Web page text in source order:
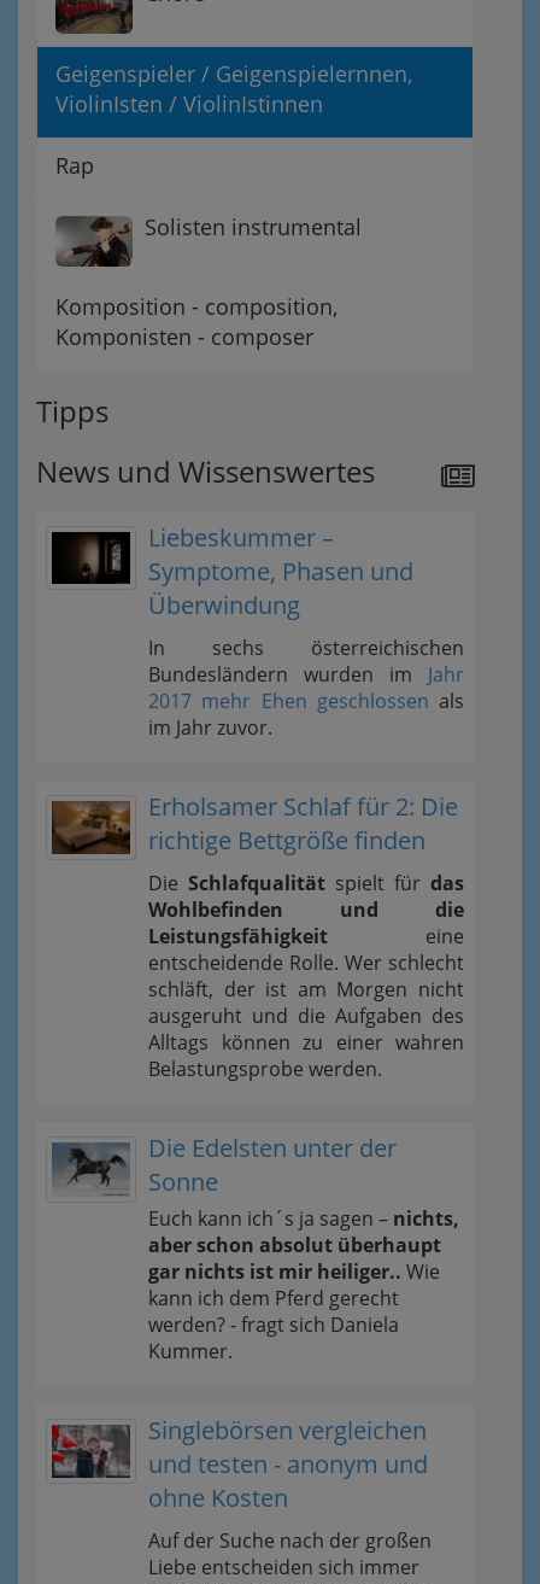
Geigenspieler / Geigenspielernnen,
ViolinIsten / ViolinIstinnen
Rap
Solisten instrumental
Komposition - composition,
Komponisten - composer
Tipps
News und Wissenswertes
Liebeskummer –
Symptome, Phasen und
Überwindung
In sechs österreichischen
Bundesländern wurden im Jahr
2017 mehr Ehen geschlossen als
im Jahr zuvor.
Erholsamer Schlaf für 2: Die
richtige Bettgröße finden
Die Schlafqualität spielt für das
Wohlbefinden und die
Leistungsfähigkeit eine
entscheidende Rolle. Wer schlecht
schläft, der ist am Morgen nicht
ausgeruht und die Aufgaben des
Alltags können zu einer wahren
Belastungsprobe werden.
Die Edelsten unter der
Sonne
Euch kann ich´s ja sagen – nichts,
aber schon absolut überhaupt
gar nichts ist mir heiliger.. Wie
kann ich dem Pferd gerecht
werden? - fragt sich Daniela
Kummer.
Singlebörsen vergleichen
und testen - anonym und
ohne Kosten
Auf der Suche nach der großen
Liebe entscheiden sich immer